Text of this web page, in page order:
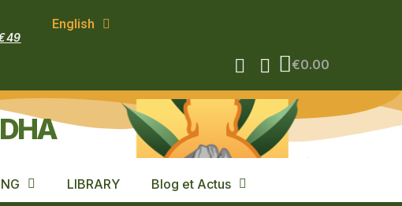
English
€0.00
LIBRARY Blog et Actus